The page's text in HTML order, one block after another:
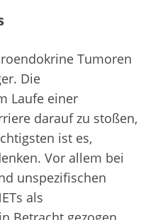
Tumoren
Die
Laufe einer
darauf zu stoßen,
ist es,
Vor allem bei
unspezifischen
als